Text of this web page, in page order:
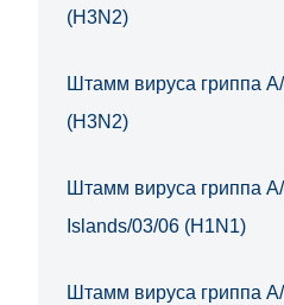
(H3N2)
Штамм вируса гриппа
(H3N2)
Штамм вируса гриппа
Islands/03/06 (H1N1)
Штамм вируса гриппа